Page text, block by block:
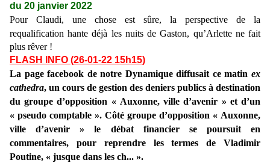
du 20 janvier 2022
Pour Claudi, une chose est sûre, la perspective de la
requalification hante déjà les nuits de Gaston, qu’Arlette ne fait
plus rêver !
FLASH INFO (26-01-22 15h15)
La page facebook de notre Dynamique diffusait ce matin ex
cathedra, un cours de gestion des deniers publics à destination
du groupe d’opposition « Auxonne, ville d’avenir » et d’un
« pseudo comptable ». Côté groupe d’opposition « Auxonne,
ville d’avenir » le débat financier se poursuit en
commentaires, pour reprendre les termes de Vladimir
Poutine, « jusque dans les ch... ».